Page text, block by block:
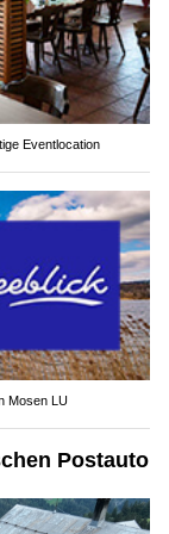
Eventlocation
Mosen LU
Postauto